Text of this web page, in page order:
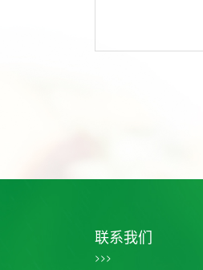
联系我们
>>>